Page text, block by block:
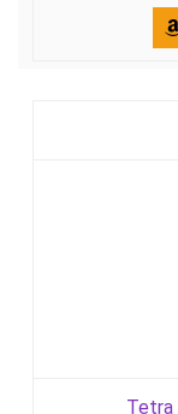
Tetra